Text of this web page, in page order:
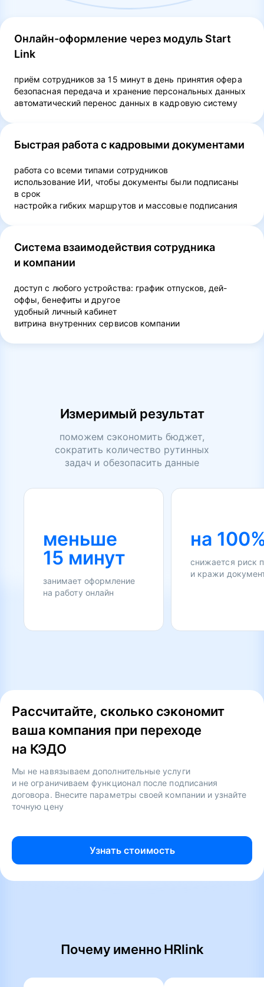
Онлайн-оформление через модуль Start
Link
приём сотрудников за 15 минут в день принятия офера
безопасная передача и хранение персональных данных
автоматический перенос данных в кадровую систему
Быстрая работа с кадровыми документами
работа со всеми типами сотрудников
использование ИИ, чтобы документы были подписаны
в срок
настройка гибких маршрутов и массовые подписания
Система взаимодействия сотрудника
и компании
доступ с любого устройства: график отпусков, дей-
оффы, бенефиты и другое
удобный личный кабинет
витрина внутренних сервисов компании
Измеримый результат
поможем сэкономить бюджет,
сократить количество рутинных
задач и обезопасить данные
меньше
15 минут
занимает оформление
на работу онлайн
на
снижается риск
и кражи
Рассчитайте, сколько сэкономит
ваша компания при переходе
на КЭДО
Мы не навязываем дополнительные услуги
и не ограничиваем функционал после подписания
договора. Внесите параметры своей компании и узнайте
точную цену
Узнать стоимость
Почему именно HRlink